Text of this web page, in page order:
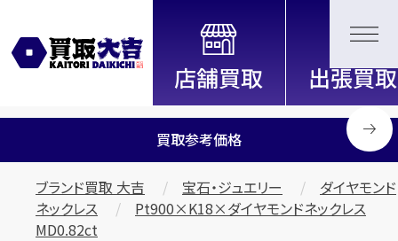
全国2200店舗以上展開中！
信頼と実績の買取専門店「買取大
吉」
買取参考価格
ブランド買取 大吉 宝石・ジュエリー
ダイヤモンド
ネックレス
Pt900×K18×ダイヤモンドネックレス
MD0.82ct